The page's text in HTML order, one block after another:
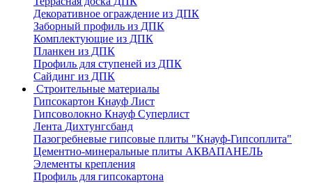
Декоративное ограждение из ДПК
Заборный профиль из ДПК
Комплектующие из ДПК
Планкен из ДПК
Профиль для ступеней из ДПК
Сайдинг из ДПК
Строительные материалы
Гипсокартон Кнауф Лист
Гипсоволокно Кнауф Суперлист
Лента Дихтунгсбанд
Пазогребневые гипсовые плиты "Кнауф-Гипсоплита"
Цементно-минеральные плиты АКВАПАНЕЛЬ
Элементы крепления
Профиль для гипсокартона